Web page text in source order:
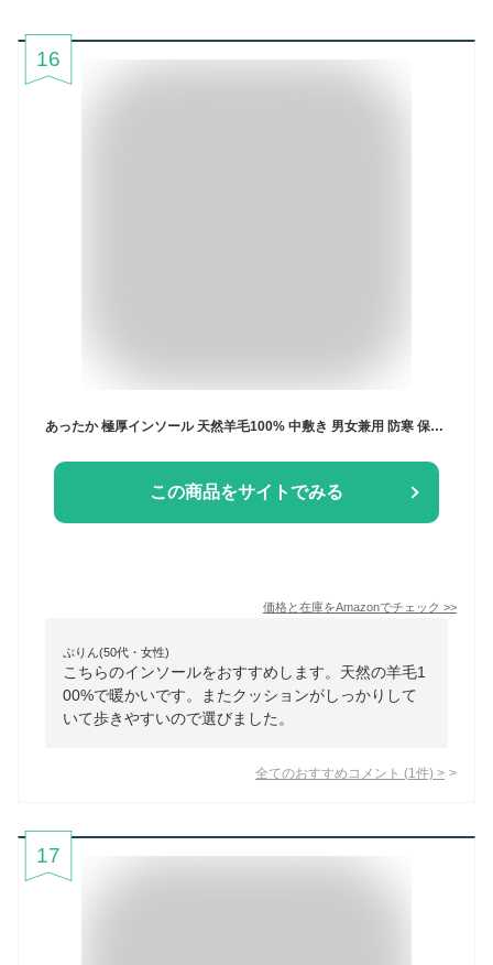
16
あったか 極厚インソール 天然羊毛100% 中敷き 男女兼用 防寒 保温 スニーカー ブーツ 安全靴 カジュアルシューズ用 (35)
この商品をサイトでみる
価格と在庫をAmazonでチェック >>
ぷりん(50代・女性)
こちらのインソールをおすすめします。天然の羊毛1
00%で暖かいです。またクッションがしっかりして
いて歩きやすいので選びました。
全てのおすすめコメント (1 件) >
17